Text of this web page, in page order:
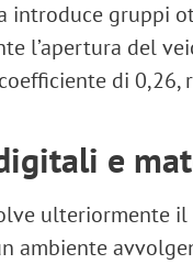
introduce gruppi
l’apertura del
di 0,26,
e
ulteriormente
ambiente